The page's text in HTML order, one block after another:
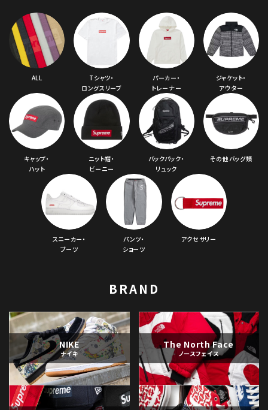
コラボレーションブランドから探す
シーズンから探す
価格から探す
円
在庫のない商品を表示する
絞り込んで検索する
ALL
Tシャツ・
ロングスリーブ
パーカー・
トレーナー
ジャケット・
アウター
キャップ・
ハット
ニット帽・
ビーニー
バックパック・
リュック
その他バッグ類
スニーカー・
ブーツ
パンツ・
ショーツ
アクセサリー
BRAND
NIKE
ナイキ
The North Face
ノースフェイス